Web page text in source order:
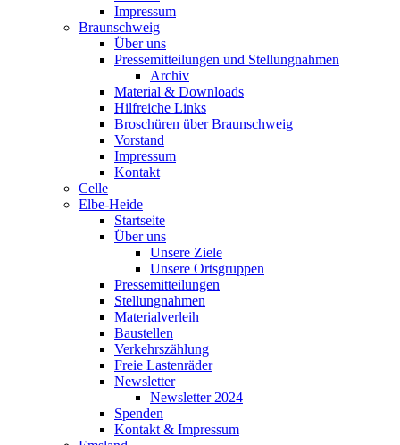
Impressum
Braunschweig
Über uns
Pressemitteilungen und Stellungnahmen
Archiv
Material & Downloads
Hilfreiche Links
Broschüren über Braunschweig
Vorstand
Impressum
Kontakt
Celle
Elbe-Heide
Startseite
Über uns
Unsere Ziele
Unsere Ortsgruppen
Pressemitteilungen
Stellungnahmen
Materialverleih
Baustellen
Verkehrszählung
Freie Lastenräder
Newsletter
Newsletter 2024
Spenden
Kontakt & Impressum